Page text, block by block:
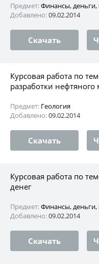
Предмет:Финансы, деньги,
Добавлено:09.02.2014
Скачать
Курсовая работа по
разработки
Предмет: Геология
Добавлено:09.02.2014
Скачать
Курсовая работа по
денег
Предмет:Финансы, деньги,
Добавлено:09.02.2014
Скачать